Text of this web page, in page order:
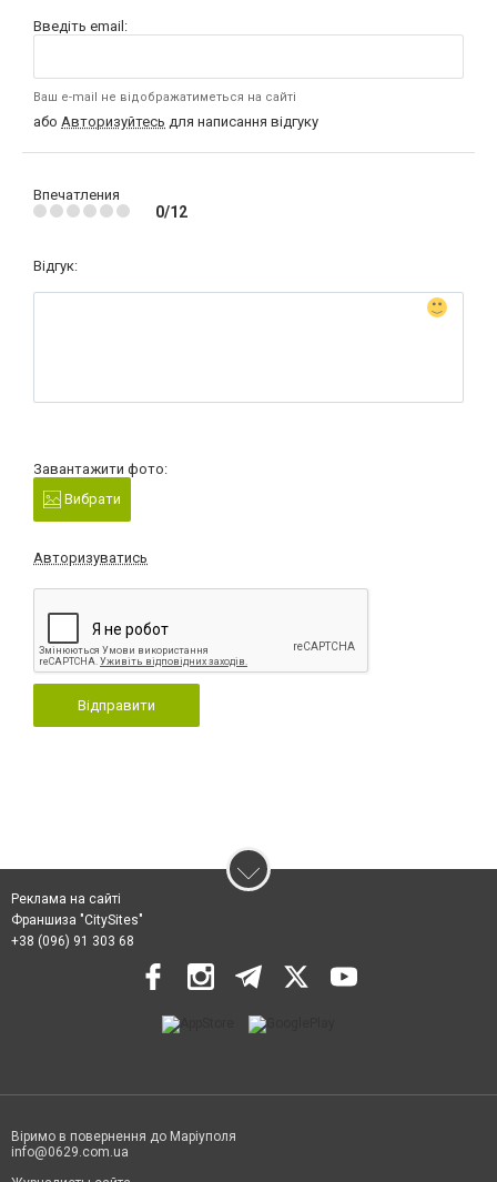
Введіть email:
Ваш e-mail не відображатиметься на сайті
або Авторизуйтесь для написання відгуку
Впечатления
0/12
Відгук:
Завантажити фото:
Вибрати
Авторизуватись
Відправити
Реклама на сайті
Франшиза "CitySites"
+38 (096) 91 303 68
Віримо в повернення до Маріуполя
info@0629.com.ua